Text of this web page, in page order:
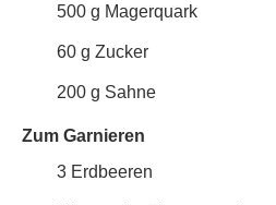
500 g Magerquark
60 g Zucker
200 g Sahne
Zum Garnieren
3 Erdbeeren